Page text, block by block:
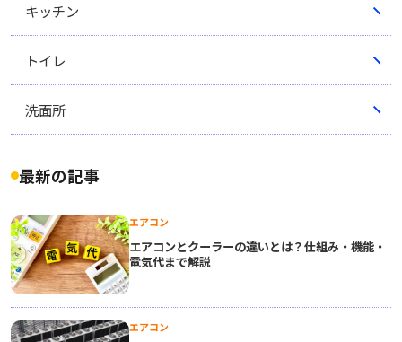
キッチン
トイレ
洗面所
最新の記事
エアコン
エアコンとクーラーの違いとは？仕組み・機能・
電気代まで解説
エアコン